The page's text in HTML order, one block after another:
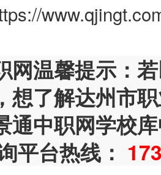
网温馨提示：
想了解达州市
通中职网学校
平台热线：